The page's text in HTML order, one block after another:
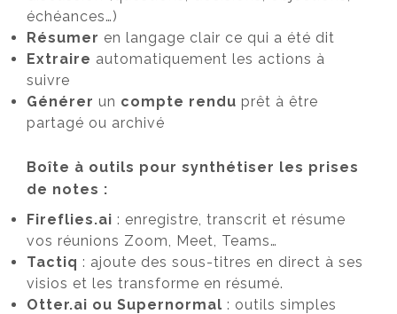
échéances…)
Résumer en langage clair ce qui a été dit
Extraire automatiquement les actions à
suivre
Générer un compte rendu prêt à être
partagé ou archivé
Boîte à outils pour synthétiser les prises
de notes :
Fireflies.ai : enregistre, transcrit et résume
vos réunions Zoom, Meet, Teams…
Tactiq : ajoute des sous-titres en direct à ses
visios et les transforme en résumé.
Otter.ai ou Supernormal : outils simples